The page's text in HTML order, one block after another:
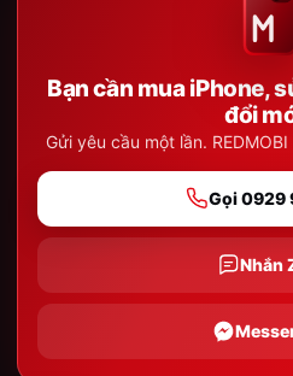
Bạn cần mua iPhone,
đổi
Gửi yêu cầu một lần.
Gọi 0929
Nhắn